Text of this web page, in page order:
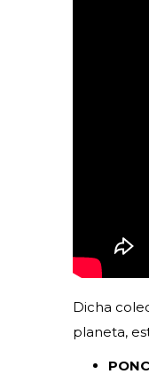
Dicha
planeta,